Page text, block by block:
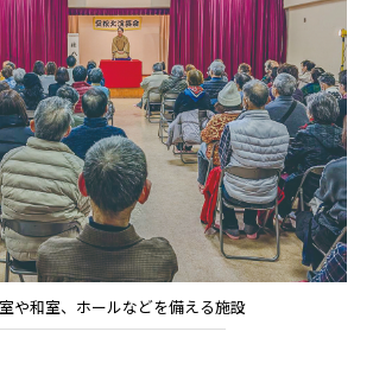
や和室、ホールなどを備える施設